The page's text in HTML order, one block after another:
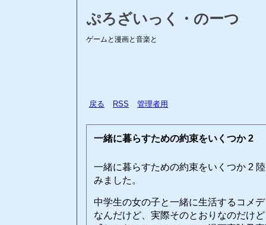
ぷろざいっく・のーつ
ゲームと漫画と音楽と
戻る RSS 管理者用
一緒に暮らすための約束をいくつか 2
一緒に暮らすための約束をいくつか 2
みました。
中学生の女の子と一緒に生活するコメ
なんだけど、実際そのとおりなのだけ